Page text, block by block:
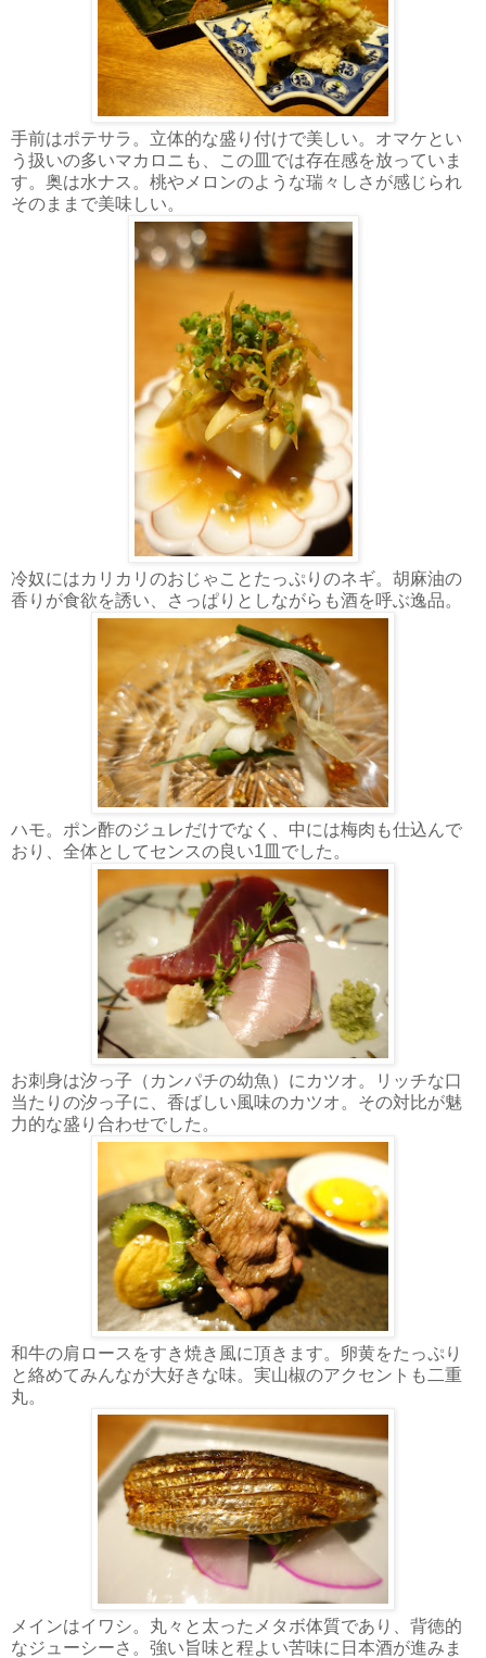
手前はポテサラ。立体的な盛り付けで美しい。オマケとい
う扱いの多いマカロニも、この皿では存在感を放っていま
す。奥は水ナス。桃やメロンのような瑞々しさが感じられ
そのままで美味しい。
冷奴にはカリカリのおじゃことたっぷりのネギ。胡麻油の
香りが食欲を誘い、さっぱりとしながらも酒を呼ぶ逸品。
ハモ。ポン酢のジュレだけでなく、中には梅肉も仕込んで
おり、全体としてセンスの良い1皿でした。
お刺身は汐っ子（カンパチの幼魚）にカツオ。リッチな口
当たりの汐っ子に、香ばしい風味のカツオ。その対比が魅
力的な盛り合わせでした。
和牛の肩ロースをすき焼き風に頂きます。卵黄をたっぷり
と絡めてみんなが大好きな味。実山椒のアクセントも二重
丸。
メインはイワシ。丸々と太ったメタボ体質であり、背徳的
なジューシーさ。強い旨味と程よい苦味に日本酒が進みま